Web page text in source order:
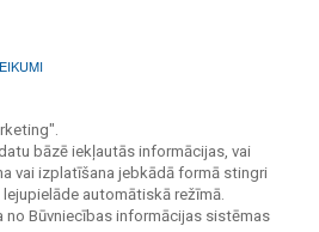
bāzē iekļautās informācijas, vai
vai izplatīšana jebkādā formā stingri
automātiskā režīmā.
Būvniecības informācijas sistēmas